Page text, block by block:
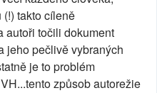
takto cíleně
autoři točili dokument
jeho pečlivě vybraných
je to problém
způsob autorežie